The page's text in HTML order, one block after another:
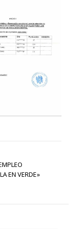
EN VERDE»